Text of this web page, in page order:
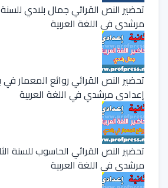
تحضير النص القرائي جمال بلادي للسنة
مرشدي في اللغة العربية
تحضير النص القرائي روائع المعمار في
إعدادي مرشدي في اللغة العربية
تحضير النص القرائي الحاسوب للسنة
مرشدي في اللغة العربية